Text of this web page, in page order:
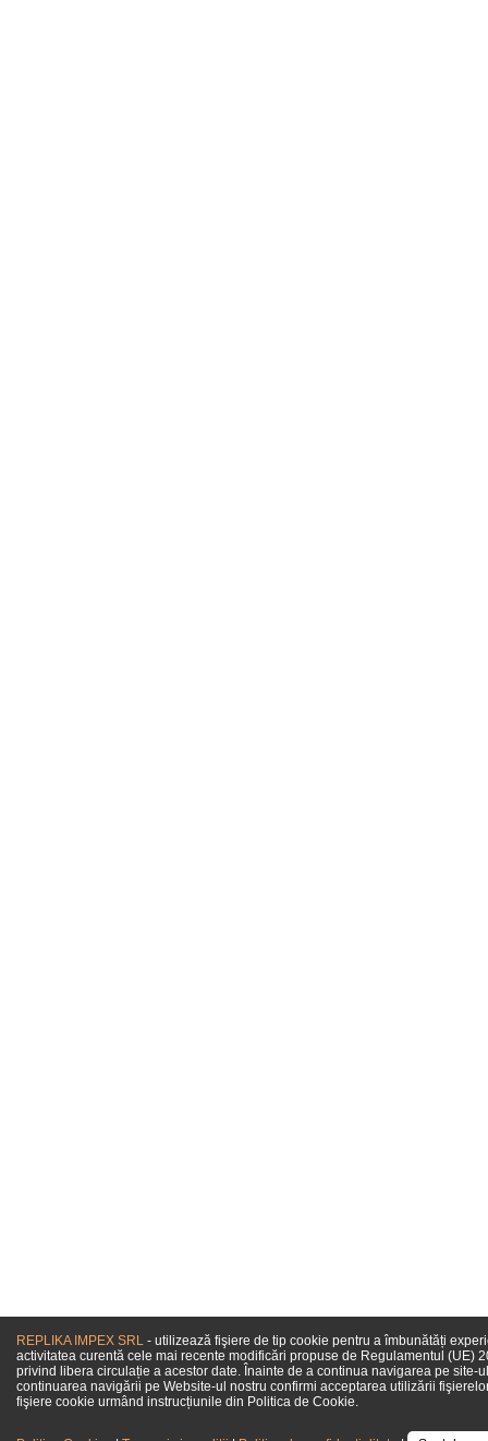
REPLIKA IMPEX SRL - utilizează fişiere de tip cookie pentru a îmbunătăți
activitatea curentă cele mai recente modificări propuse de Regulamentul
privind libera circulație a acestor date. Înainte de a continua navigarea pe
continuarea navigării pe Website-ul nostru confirmi acceptarea utilizării
fişiere cookie urmând instrucțiunile din Politica de Cookie.